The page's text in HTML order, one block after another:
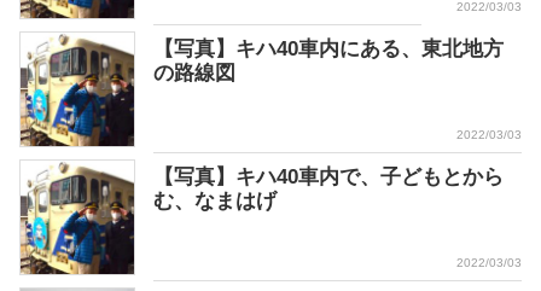
2022/03/03
【写真】キハ40車内にある、東北地方
の路線図
2022/03/03
【写真】キハ40車内で、子どもとから
む、なまはげ
2022/03/03